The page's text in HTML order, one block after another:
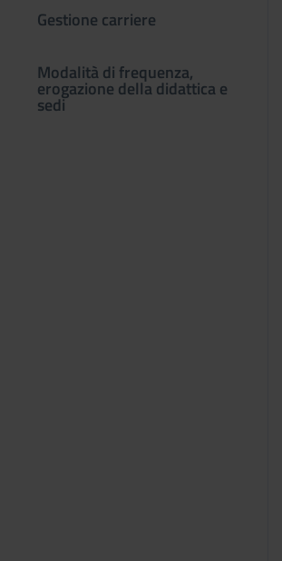
Gestione carriere
Modalità di frequenza,
erogazione della didattica e
sedi